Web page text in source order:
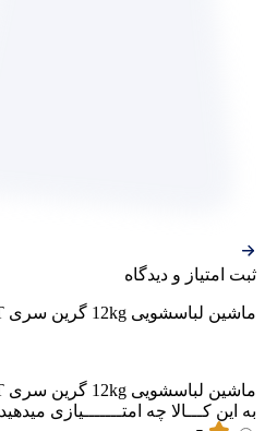
ثبت‌ امتیاز‌ و‌ دیدگاه
ماشین لباسشویی 12kg گرین سری GALANT
ماشین لباسشویی 12kg گرین سری GALANT
به این کـــالا چه امتـــــــیازی میدهید